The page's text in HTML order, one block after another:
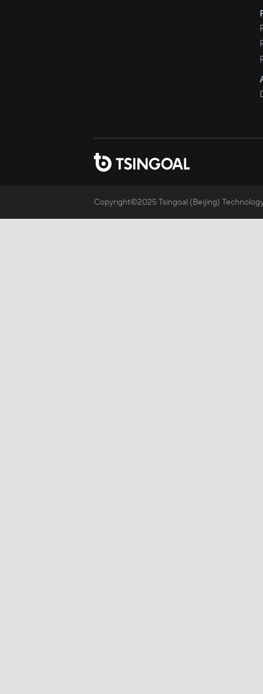
Copyright©2025 Tsingoal (Beijing)